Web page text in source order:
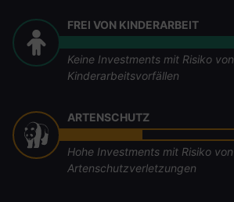
FREI VON KINDERARBEIT
Keine Investments mit Risiko von
Kinderarbeitsvorfällen
ARTENSCHUTZ
Hohe Investments mit Risiko von
Artenschutzverletzungen